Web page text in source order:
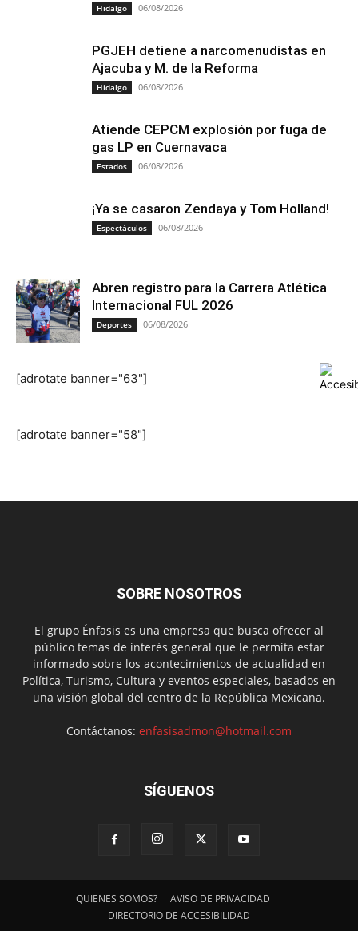
Hidalgo 06/08/2026
PGJEH detiene a narcomenudistas en
Ajacuba y M. de la Reforma
Hidalgo 06/08/2026
Atiende CEPCM explosión por fuga de
gas LP en Cuernavaca
Estados 06/08/2026
¡Ya se casaron Zendaya y Tom Holland!
Espectáculos 06/08/2026
Abren registro para la Carrera Atlética
Internacional FUL 2026
Deportes 06/08/2026
[adrotate banner="63"]
[adrotate banner="58"]
SOBRE NOSOTROS
El grupo Énfasis es una empresa que busca ofrecer al
público temas de interés general que le permita estar
informado sobre los acontecimientos de actualidad en
Política, Turismo, Cultura y eventos especiales, basados en
una visión global del centro de la República Mexicana.
Contáctanos: enfasisadmon@hotmail.com
SÍGUENOS
QUIENES SOMOS?
AVISO DE PRIVACIDAD
DIRECTORIO DE ACCESIBILIDAD